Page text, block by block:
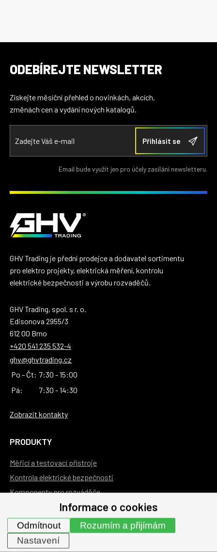
ODEBÍREJTE NEWSLETTER
Získejte měsíční přehled o novinkách, akcích,
změnách cen a vydání nových katalogů.
Email bude využit jen pro účely zasílání newsletteru.
GHV Trading je přední prodejce a dodavatel sortimentu
pro elektro projekty, elektrická měření, kontrolu
elektrické bezpečnosti a výrobu rozvaděčů.
GHV Trading, spol. s r. o.
Edisonova 2955/3
612 00 Brno
+420 541 235 532-4
ghv@ghvtrading.cz
Po - Čt: 7:30 - 15:00
Pá:
7:30 - 14:30
Zobrazit kontakty
PRODUKTY
Měřicí a testovací přístroje
Kontrola elektrické bezpečnosti
Komponenty pro rozváděče
Měřicí technika pro rozváděče
Služby
Akční produkty
Nové produkty
Informace o cookies
Rozumím a přijímám
Odmítnout
Nastavení